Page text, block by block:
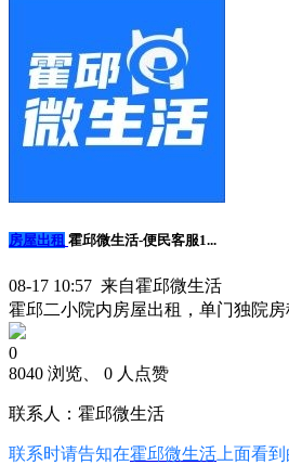
房屋出租 霍邱微生活-便民客服1...
08-17 10:57 来自霍邱微生活
霍邱二小院内房屋出租，单门独院房
0
8040 浏览、 0 人点赞
联系人：霍邱微生活
联系时请告知在霍邱微生活 上面看